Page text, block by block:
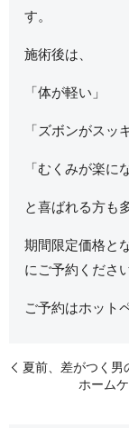
す。
施術後は、
「体が軽い」
「ズボンがスッ
「むくみが楽に
と喜ばれる方も
期間限定価格と
にご予約ください
ご予約はホット
夏前、差がつく男
ホーム